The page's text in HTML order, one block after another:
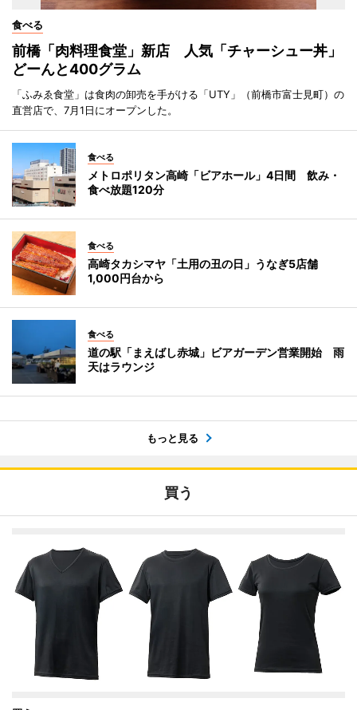
食べる
前橋「肉料理食堂」新店 人気「チャーシュー丼」
どーんと400グラム
「ふみゑ食堂」は食肉の卸売を手がける「UTY」（前橋市富士見町）の
直営店で、7月1日にオープンした。
食べる
メトロポリタン高崎「ビアホール」4日間 飲み・
食べ放題120分
食べる
高崎タカシマヤ「土用の丑の日」うなぎ5店舗
1,000円台から
食べる
道の駅「まえばし赤城」ビアガーデン営業開始 雨
天はラウンジ
もっと見る
買う